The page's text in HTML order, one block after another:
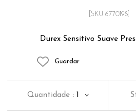
Durex Sensitivo Suave
[SKU 6770198]
Guardar
Quantidade : 1